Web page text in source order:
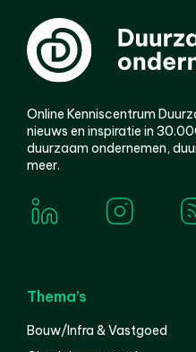
Online Kenniscentrum
nieuws en inspiratie in
duurzaam ondernemen,
meer.
Thema’s
Bouw/Infra & Vastgoed